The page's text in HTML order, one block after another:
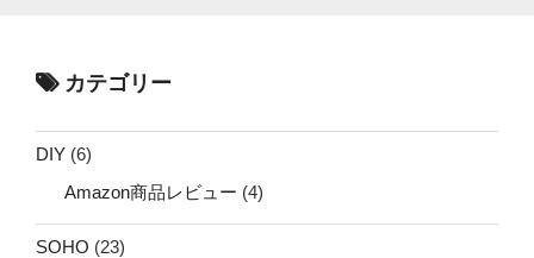
カテゴリー
DIY (6)
Amazon商品レビュー (4)
SOHO (23)